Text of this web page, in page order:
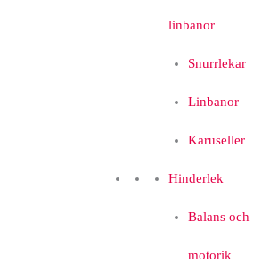
linbanor
Snurrlekar
Linbanor
Karuseller
Hinderlek
Balans och
motorik